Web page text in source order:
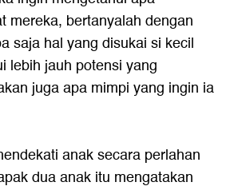
mereka, bertanyalah dengan
saja hal yang disukai si kecil
lebih jauh potensi yang
juga apa mimpi yang ingin ia
anak secara perlahan
dua anak itu mengatakan